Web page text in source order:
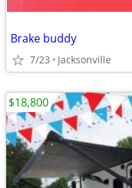
Brake buddy
7/23 Jacksonville
$18,800